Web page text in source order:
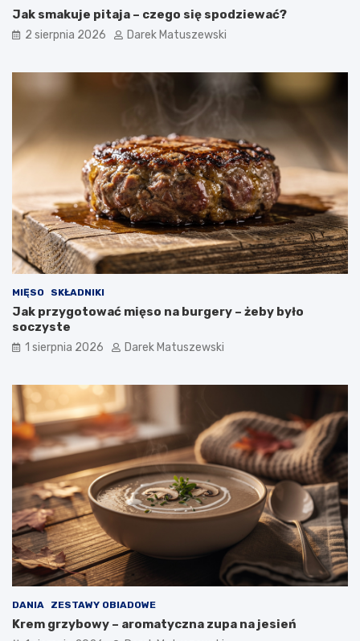
Jak smakuje pitaja – czego się spodziewać?
2 sierpnia 2026 Darek Matuszewski
MIĘSO SKŁADNIKI
Jak przygotować mięso na burgery – żeby było
soczyste
1 sierpnia 2026 Darek Matuszewski
DANIA ZESTAWY OBIADOWE
Krem grzybowy – aromatyczna zupa na jesień